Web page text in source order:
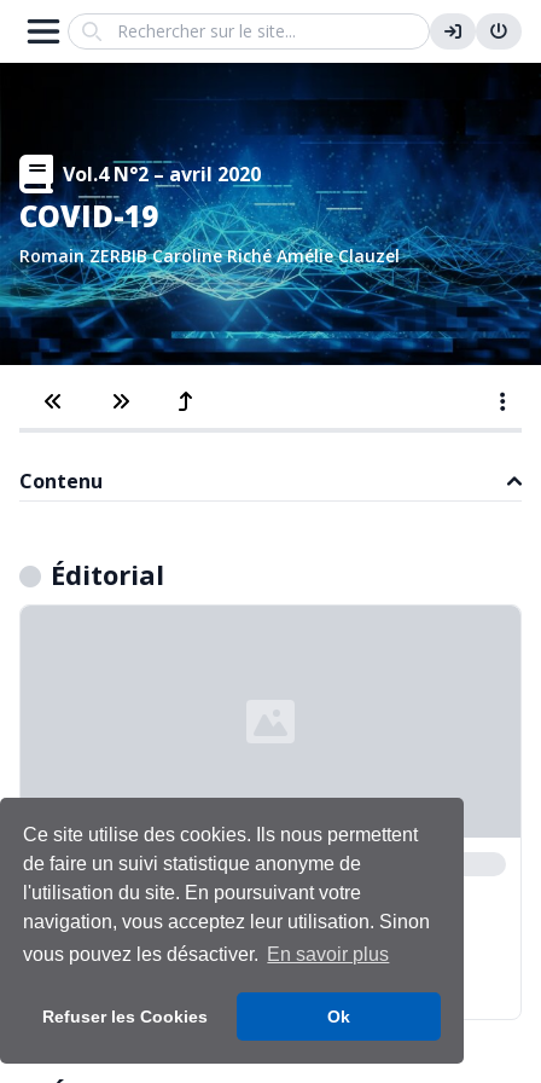
Ce site utilise des cookies. Ils nous permettent
de faire un suivi statistique anonyme de
l'utilisation du site. En poursuivant votre
navigation, vous acceptez leur utilisation. Sinon
vous pouvez les désactiver. En savoir plus
Refuser les Cookies Ok
Search
Vol.4 N°2 – avril 2020
COVID-19
Romain ZERBIBCaroline RichéAmélie Clauzel
Contenu
Éditorial